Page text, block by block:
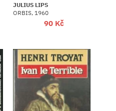
JULIUS LIPS
ORBIS, 1960
90 Kč